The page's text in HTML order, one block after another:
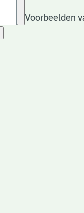
Voorbeelden